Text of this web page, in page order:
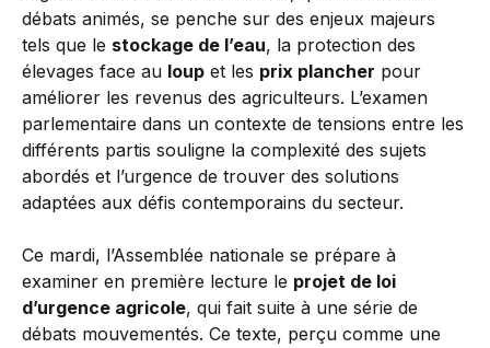
débats animés, se penche sur des enjeux majeurs
tels que le stockage de l’eau, la protection des
élevages face au loup et les prix plancher pour
améliorer les revenus des agriculteurs. L’examen
parlementaire dans un contexte de tensions entre les
différents partis souligne la complexité des sujets
abordés et l’urgence de trouver des solutions
adaptées aux défis contemporains du secteur.
Ce mardi, l’Assemblée nationale se prépare à
examiner en première lecture le projet de loi
d’urgence agricole, qui fait suite à une série de
débats mouvementés. Ce texte, perçu comme une